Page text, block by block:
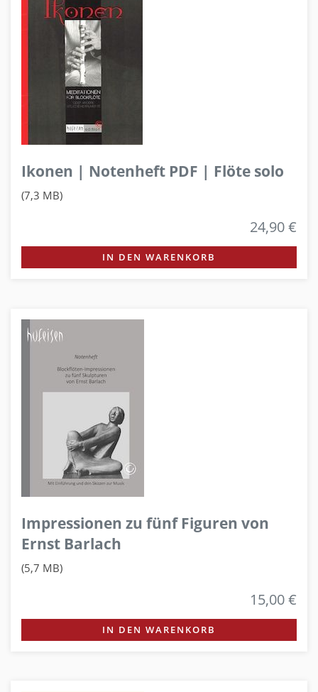
Ikonen | Notenheft PDF | Flöte solo
(7,3 MB)
24,90 €
IN DEN WARENKORB
Impressionen zu fünf Figuren von
Ernst Barlach
(5,7 MB)
15,00 €
IN DEN WARENKORB